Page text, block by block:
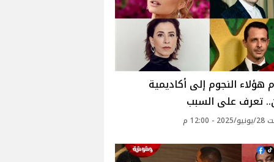
هؤلاء النجوم إلى أكاديمية
تعرف على السبب
م